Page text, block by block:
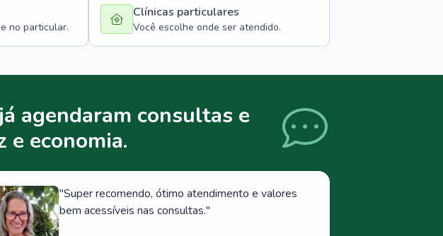
no particular.
Clínicas particulares
Você escolhe onde ser atendido.
já agendaram consultas e
e economia.
"Super recomendo, ótimo atendimento e valores
bem acessíveis nas consultas."